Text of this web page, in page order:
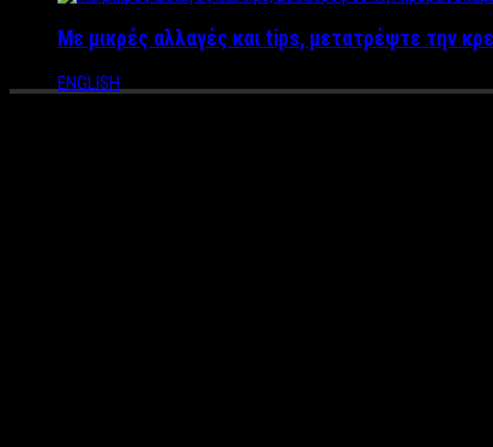
Με μικρές αλλαγές και tips, μετατρέψτε την
ENGLISH